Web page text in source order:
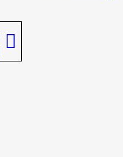
Nächster
Beitrag: